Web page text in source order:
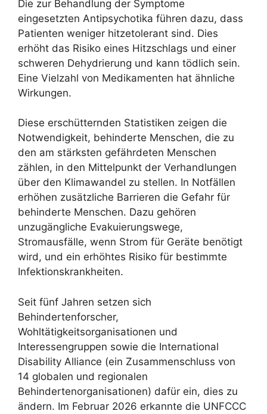
Die zur Behandlung der Symptome
eingesetzten Antipsychotika führen dazu, dass
Patienten weniger hitzetolerant sind. Dies
erhöht das Risiko eines Hitzschlags und einer
schweren Dehydrierung und kann tödlich sein.
Eine Vielzahl von Medikamenten hat ähnliche
Wirkungen.
Diese erschütternden Statistiken zeigen die
Notwendigkeit, behinderte Menschen, die zu
den am stärksten gefährdeten Menschen
zählen, in den Mittelpunkt der Verhandlungen
über den Klimawandel zu stellen. In Notfällen
erhöhen zusätzliche Barrieren die Gefahr für
behinderte Menschen. Dazu gehören
unzugängliche Evakuierungswege,
Stromausfälle, wenn Strom für Geräte benötigt
wird, und ein erhöhtes Risiko für bestimmte
Infektionskrankheiten.
Seit fünf Jahren setzen sich
Behindertenforscher,
Wohltätigkeitsorganisationen und
Interessengruppen sowie die International
Disability Alliance (ein Zusammenschluss von
14 globalen und regionalen
Behindertenorganisationen) dafür ein, dies zu
ändern. Im Februar 2026 erkannte die UNFCCC